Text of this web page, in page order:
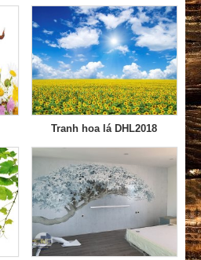
Tranh hoa lá DHL2018